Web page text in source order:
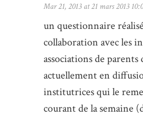
Mar 21, 2013 at 21 mars 2013
un questionnaire
collaboration avec les
associations de parents
actuellement en
institutrices qui le
courant de la semaine